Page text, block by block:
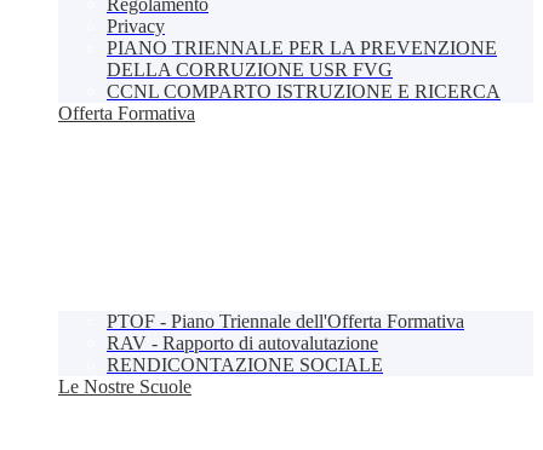
Regolamento
Privacy
PIANO TRIENNALE PER LA PREVENZIONE
DELLA CORRUZIONE USR FVG
CCNL COMPARTO ISTRUZIONE E RICERCA
Offerta Formativa
PTOF - Piano Triennale dell'Offerta Formativa
RAV - Rapporto di autovalutazione
RENDICONTAZIONE SOCIALE
Le Nostre Scuole